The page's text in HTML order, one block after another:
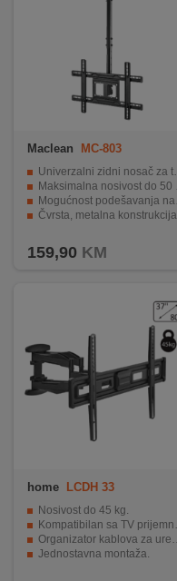
Maclean MC-803
Univerzalni zidni nosač za televizore veličine ekrana 23-100"
Maksimalna nosivost do 50 kg.
Mogućnost podešavanja nagiba i visine
Čvrsta, metalna konstrukcija
159,90 KM
home LCDH 33
Nosivost do 45 kg.
Kompatibilan sa TV prijemnicima 37"-80".
Organizator kablova za urednost.
Jednostavna montaža.